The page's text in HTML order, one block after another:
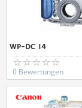
WP-DC 14
0 Bewertungen